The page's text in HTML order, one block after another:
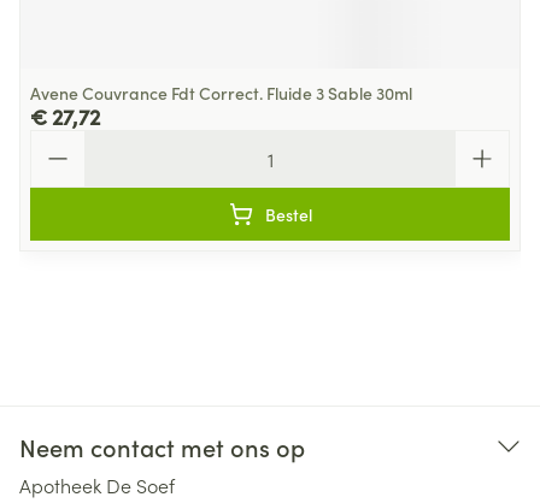
Avene Couvrance Fdt Correct. Fluide 3 Sable 30ml
€ 27,72
Bestel
Neem contact met ons op
Apotheek De Soef